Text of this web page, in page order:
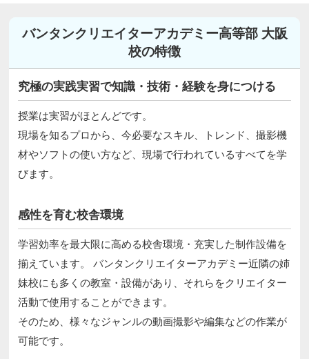
バンタンクリエイターアカデミー高等部 大阪
校の特徴
究極の実践実習で知識・技術・経験を身につける
授業は実習がほとんどです。
現場を知るプロから、今必要なスキル、トレンド、撮影機
材やソフトの使い方など、現場で行われているすべてを学
びます。
感性を育む校舎環境
学習効率を最大限に高める校舎環境・充実した制作設備を
揃えています。 バンタンクリエイターアカデミー近隣の姉
妹校にも多くの教室・設備があり、それらをクリエイター
活動で使用することができます。
そのため、様々なジャンルの動画撮影や編集などの作業が
可能です。